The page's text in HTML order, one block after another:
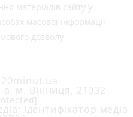
матеріалів сайту у
масової інформації
дозволу
м. Вінниця, 21032
ідентифікатор медіа